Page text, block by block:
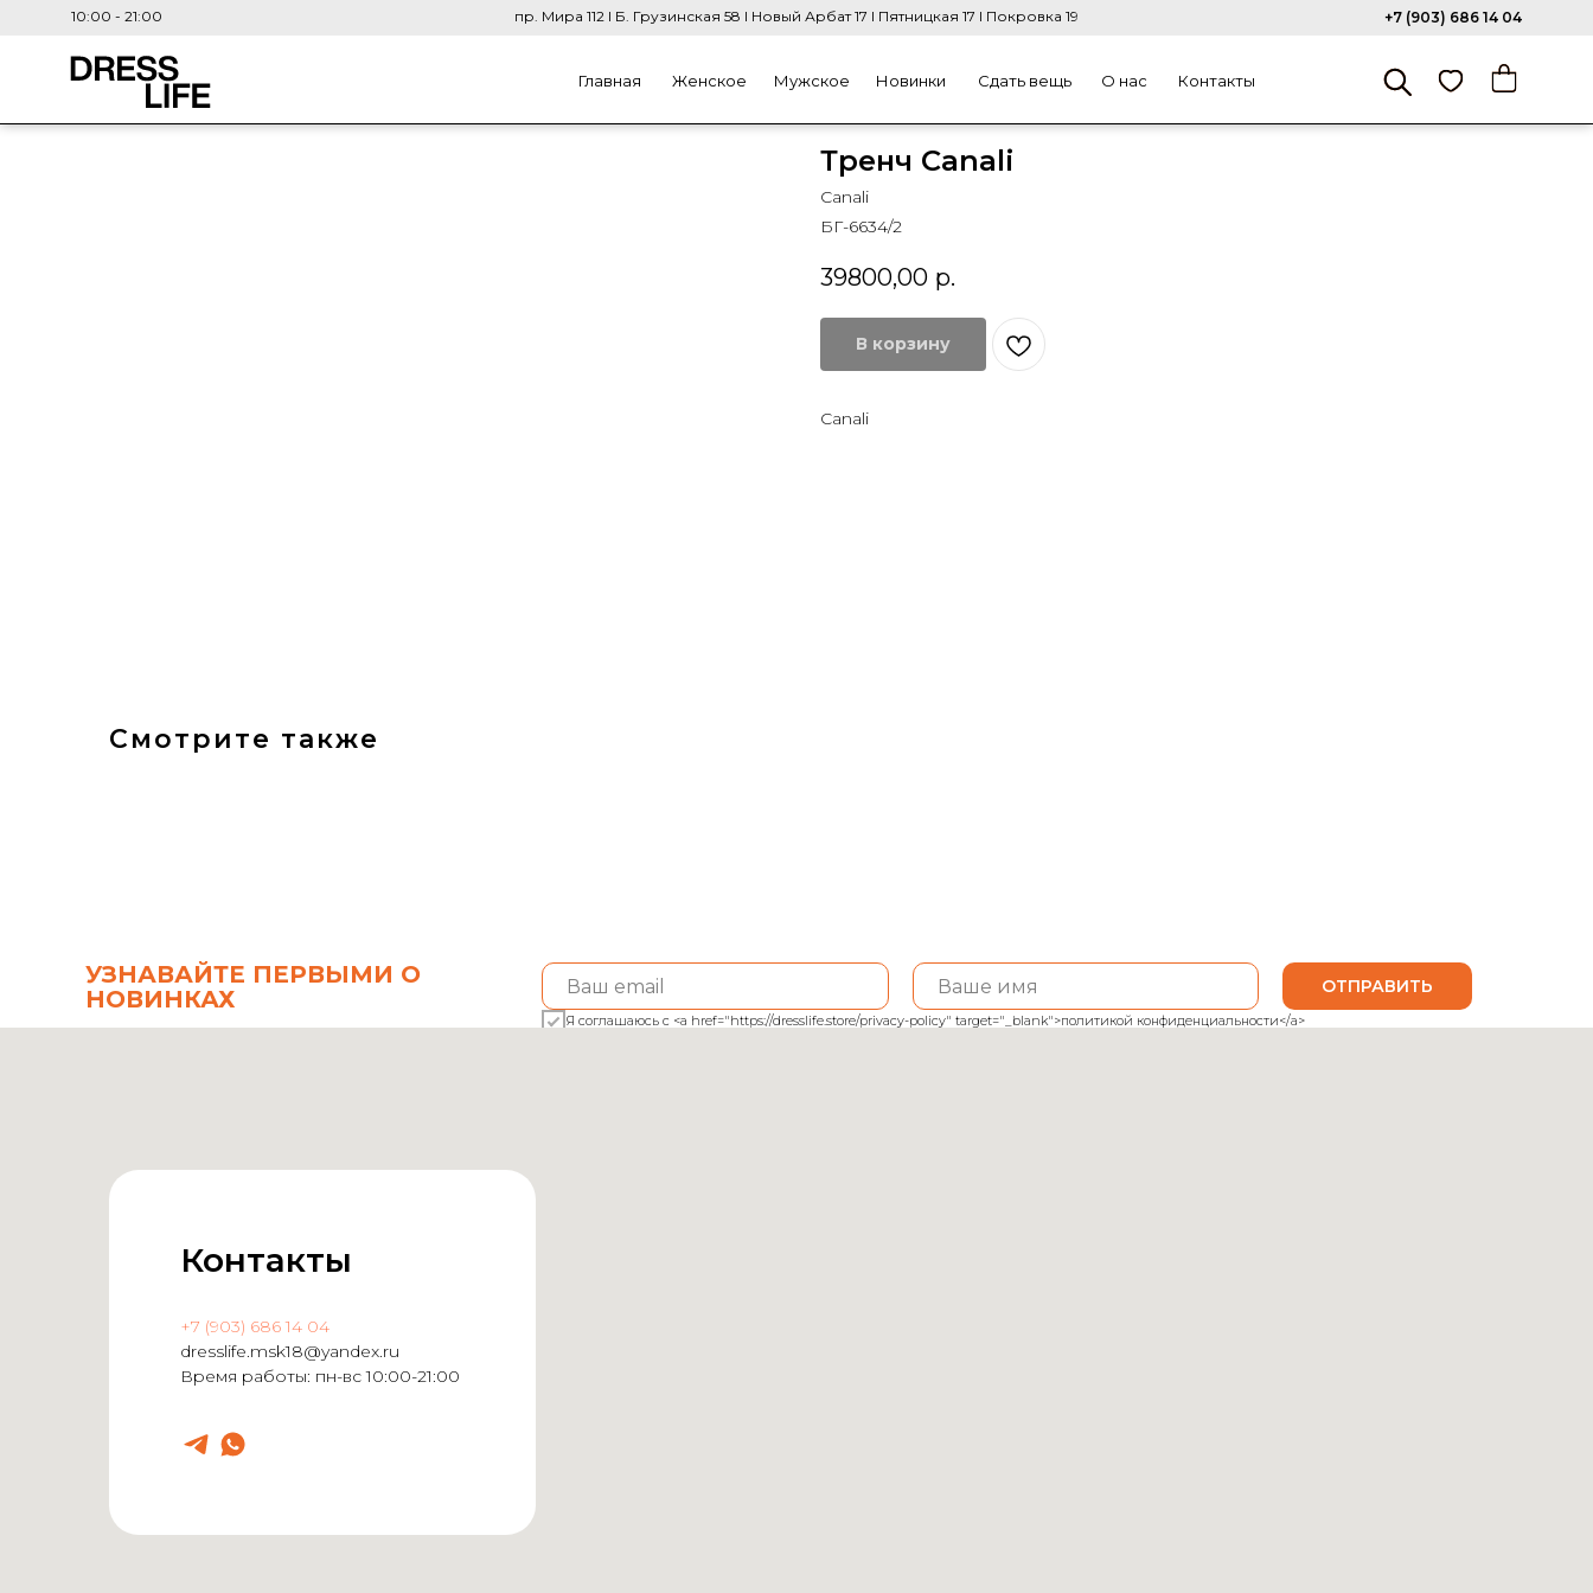
Главная Женское Мужское Новинки Сдать вещь О нас Контакты
10:00 - 21:00 пр. Мира 112 I Б. Грузинская 58 I Новый Арбат 17 I Пятницкая 17 I Покровка 19 +7 (903) 686 14 04
Тренч Canali
Canali
БГ-6634/2
39800,00 р.
В корзину
Canali
Смотрите также
Я соглашаюсь с <a href="https://dresslife.store/privacy-policy" target="_blank">политикой конфиденциальности</a>
ОТПРАВИТЬ
УЗНАВАЙТЕ ПЕРВЫМИ О
НОВИНКАХ
Контакты
+7 (903) 686 14 04
dresslife.msk18@yandex.ru
Время работы: пн-вс 10:00-21:00